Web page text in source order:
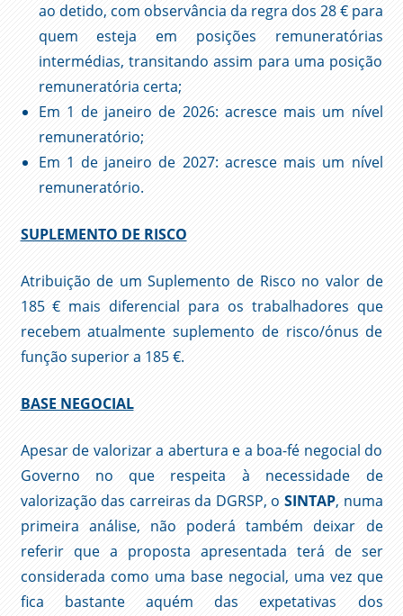
ao detido, com observância da regra dos 28 € para
quem esteja em posições remuneratórias
intermédias, transitando assim para uma posição
remuneratória certa;
Em 1 de janeiro de 2026: acresce mais um nível
remuneratório;
Em 1 de janeiro de 2027: acresce mais um nível
remuneratório.
SUPLEMENTO DE RISCO
Atribuição de um Suplemento de Risco no valor de
185 € mais diferencial para os trabalhadores que
recebem atualmente suplemento de risco/ónus de
função superior a 185 €.
BASE NEGOCIAL
Apesar de valorizar a abertura e a boa-fé negocial do
Governo no que respeita à necessidade de
valorização das carreiras da DGRSP, o SINTAP, numa
primeira análise, não poderá também deixar de
referir que a proposta apresentada terá de ser
considerada como uma base negocial, uma vez que
fica bastante aquém das expetativas dos